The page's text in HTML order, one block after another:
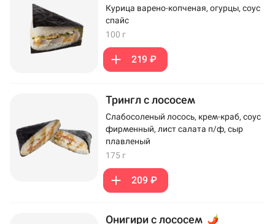
Курица варено-копченая, огурцы, соус
спайс
100 г
219 ₽
Трингл с лососем
Слабосоленый лосось, крем-краб, соус
фирменный, лист салата п/ф, сыр
плавленый
175 г
209 ₽
Онигири с лососем